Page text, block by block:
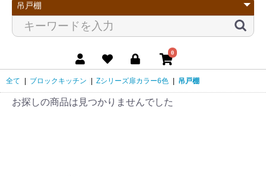
0
全て ブロックキッチン Zシリーズ扉カラー6色 吊戸棚
お探しの商品は見つかりませんでした